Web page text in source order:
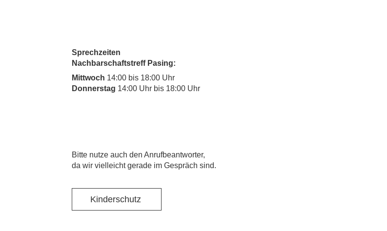
Sprechzeiten
Nachbarschaftstreff Pasing:
Mittwoch 14:00 bis 18:00 Uhr
Donnerstag 14:00 Uhr bis 18:00 Uhr
​Bitte nutze auch den Anrufbeantworter,
da wir vielleicht gerade im Gespräch sind.
Kinderschutz